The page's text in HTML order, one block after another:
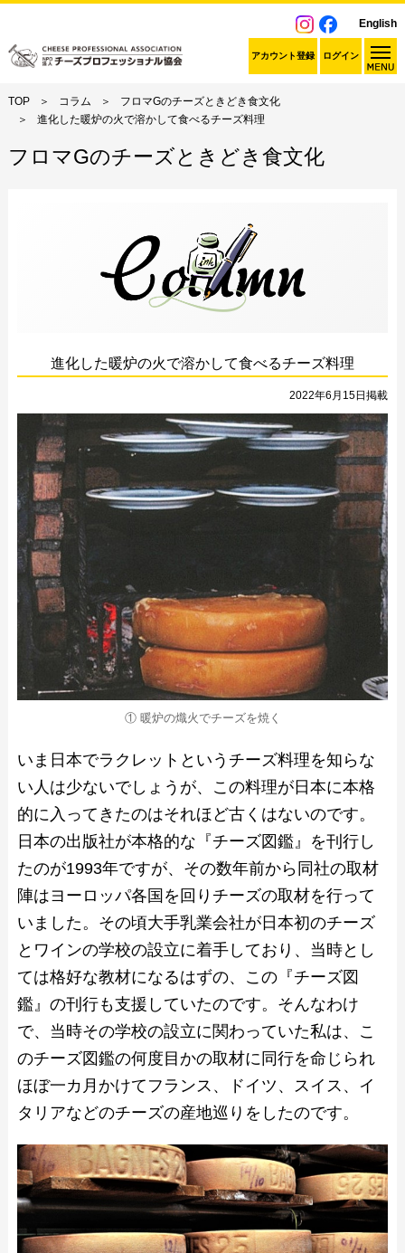
English
アカウント登録 ログイン
TOP コラム
フロマGのチーズときどき食文化
進化した暖炉の火で溶かして食べるチーズ料理
フロマGのチーズときどき食文化
進化した暖炉の火で溶かして食べるチーズ料理
2022年6月15日掲載
① 暖炉の熾火でチーズを焼く
いま日本でラクレットというチーズ料理を知らな
い人は少ないでしょうが、この料理が日本に本格
的に入ってきたのはそれほど古くはないのです。
日本の出版社が本格的な『チーズ図鑑』を刊行し
たのが1993年ですが、その数年前から同社の取材
陣はヨーロッパ各国を回りチーズの取材を行って
いました。その頃大手乳業会社が日本初のチーズ
とワインの学校の設立に着手しており、当時とし
ては格好な教材になるはずの、この『チーズ図
鑑』の刊行も支援していたのです。そんなわけ
で、当時その学校の設立に関わっていた私は、こ
のチーズ図鑑の何度目かの取材に同行を命じられ
ほぼ一カ月かけてフランス、ドイツ、スイス、イ
タリアなどのチーズの産地巡りをしたのです。